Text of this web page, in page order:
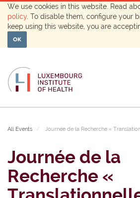
We use cookies in this website. Read
policy . To disable them, configure your
keep using this website, you are
OK
All Events Journée de la Recherche «
Journée de la
Recherche «